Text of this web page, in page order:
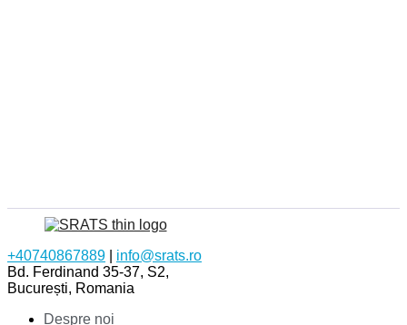
+40740867889
info@srats.ro
Bd. Ferdinand 35-37, S2,
București, Romania
Despre noi